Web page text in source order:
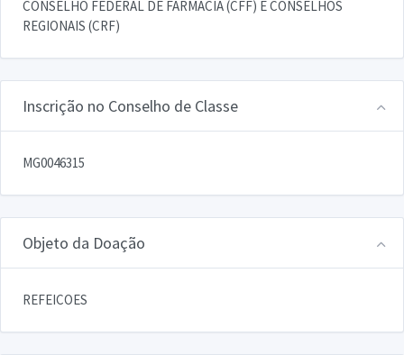
CONSELHO FEDERAL DE FARMACIA (CFF) E CONSELHOS
REGIONAIS (CRF)
Inscrição no Conselho de Classe
MG0046315
Objeto da Doação
REFEICOES